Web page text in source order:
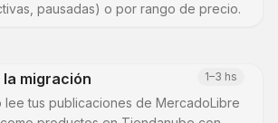
pausadas) o por rango de precio.
la migración 1–3 hs
lee tus publicaciones de MercadoLibre